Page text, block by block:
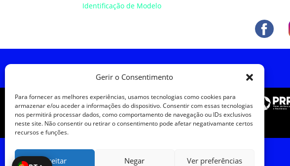
Gerir o Consentimento
Para fornecer as melhores experiências, usamos tecnologias como cookies para
armazenar e/ou aceder a informações do dispositivo. Consentir com essas tecnologias
nos permitirá processar dados, como comportamento de navegação ou IDs exclusivos
neste site. Não consentir ou retirar o consentimento pode afetar negativamante certos
recursos e funções.
Aceitar Negar Ver preferências
Identificação de Modelo